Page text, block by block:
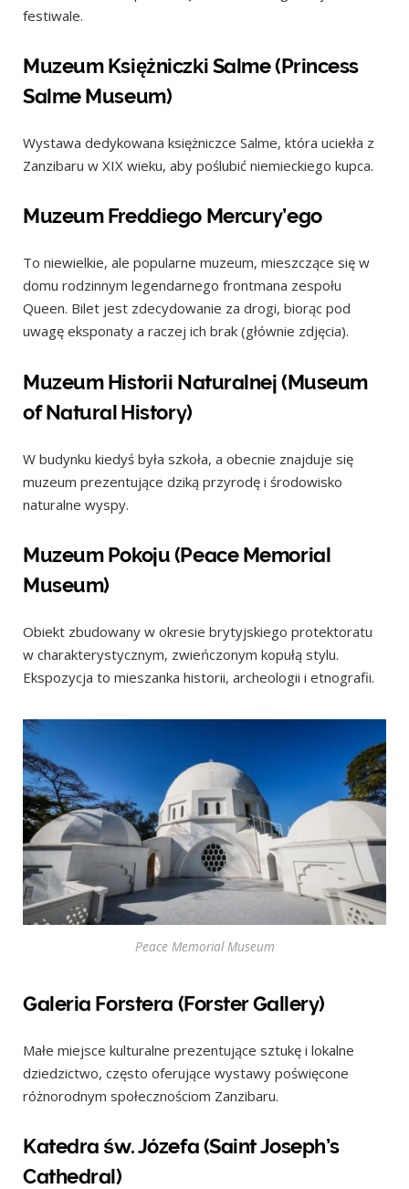
festiwale.
Muzeum Księżniczki Salme (Princess
Salme Museum)
Wystawa dedykowana księżniczce Salme, która uciekła z
Zanzibaru w XIX wieku, aby poślubić niemieckiego kupca.
Muzeum Freddiego Mercury’ego
To niewielkie, ale popularne muzeum, mieszczące się w
domu rodzinnym legendarnego frontmana zespołu
Queen. Bilet jest zdecydowanie za drogi, biorąc pod
uwagę eksponaty a raczej ich brak (głównie zdjęcia).
Muzeum Historii Naturalnej (Museum
of Natural History)
W budynku kiedyś była szkoła, a obecnie znajduje się
muzeum prezentujące dziką przyrodę i środowisko
naturalne wyspy.
Muzeum Pokoju (Peace Memorial
Museum)
Obiekt zbudowany w okresie brytyjskiego protektoratu
w charakterystycznym, zwieńczonym kopułą stylu.
Ekspozycja to mieszanka historii, archeologii i etnografii.
Peace Memorial Museum
Galeria Forstera (Forster Gallery)
Małe miejsce kulturalne prezentujące sztukę i lokalne
dziedzictwo, często oferujące wystawy poświęcone
różnorodnym społecznościom Zanzibaru.
Katedra św. Józefa (Saint Joseph’s
Cathedral)